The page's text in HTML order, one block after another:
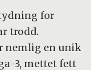
for
trodd.
nemlig en unik
3, mettet fett